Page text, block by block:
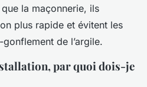
la maçonnerie, ils
plus rapide et évitent les
de l’argile.
par quoi dois-je